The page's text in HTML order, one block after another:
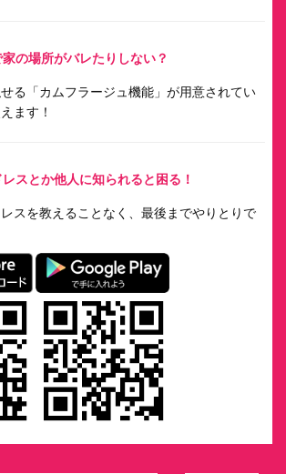
の場所がバレたりしない？
る「カムフラージュ機能」が用意されてい
ます！
レスとか他人に知られると困る！
スを教えることなく、最後までやりとりで